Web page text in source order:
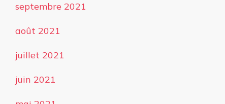
septembre 2021
août 2021
juillet 2021
juin 2021